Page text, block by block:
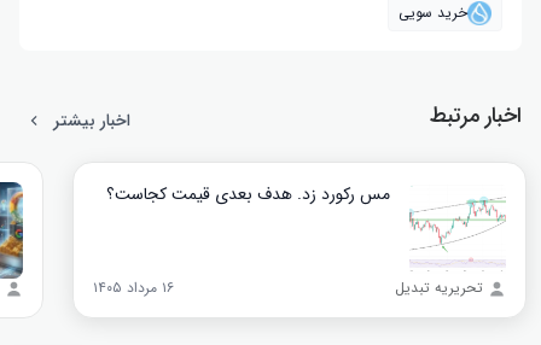
خرید سویی
اخبار مرتبط اخبار بیشتر
مس رکورد زد. هدف بعدی قیمت کجاست؟
تحریریه تبدیل ۱۶ مرداد ۱۴۰۵